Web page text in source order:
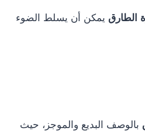
الطارق يمكن أن يسلط الضوء
بالوصف البديع والموجز، حيث